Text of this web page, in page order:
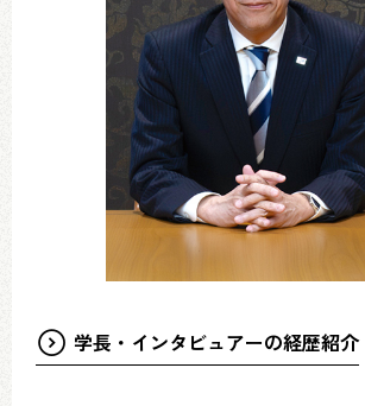
学長・インタビュアーの経歴紹介